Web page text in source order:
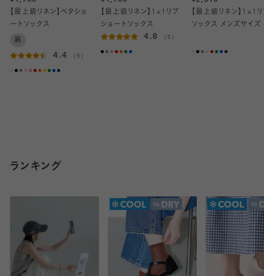
【最上級リネン】ベタショ
ートソックス
麻
4.4 （5）
【最上級リネン】1×1リブ
ショートソックス
4.8 （5）
【最上級リネン】1×1
ソックス メンズサイズ
ランキング